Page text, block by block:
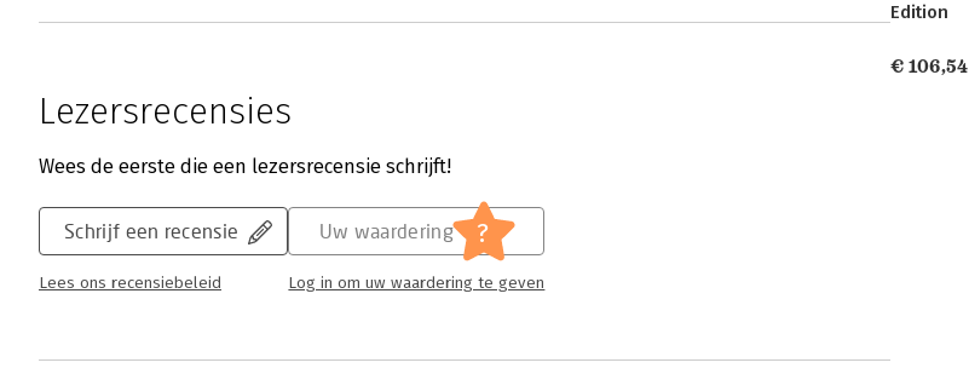
Lezersrecensies
Wees de eerste die een lezersrecensie schrijft!
Schrijf een recensie
Lees ons recensiebeleid
Uw waardering ?
Log in om uw waardering te geven
Edition
€ 106,54